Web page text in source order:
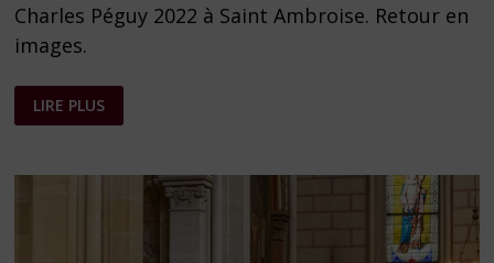
Charles Péguy 2022 à Saint Ambroise. Retour en
images.
PROFESSION
DE
FOI
GROUPE
LIRE PLUS